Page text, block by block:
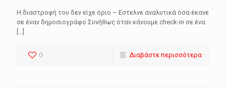
Η διαστροφή του δεν είχε όριο – Εστελνε αναλυτικά όσα έκανε
σε έναν δημοσιογράφο Συνήθως όταν κάνουμε check-in σε ένα
0 Διαβάστε περισσότερα